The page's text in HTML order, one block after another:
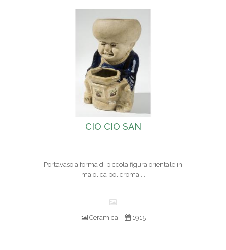
CIO CIO SAN
Portavaso a forma di piccola figura orientale in
maiolica policroma ...
Ceramica 1915